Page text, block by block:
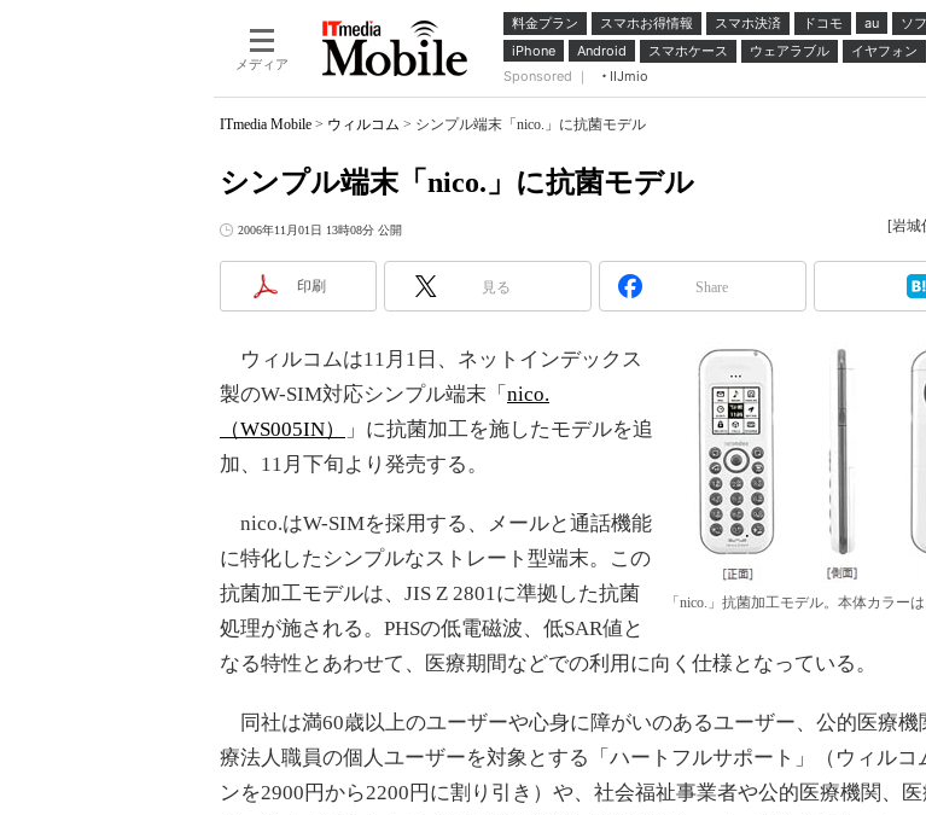
メディア
料金プラン スマホお得情報 スマホ決済 ドコモ au ソ
iPhone
Android スマホケース ウェアラブル イヤフォン
Sponsored ｜
IIJmio
ITmedia Mobile > ウィルコム > シンプル端末「nico.」に抗菌モデル
シンプル端末「nico.」に抗菌モデル
2006年11月01日 13時08分 公開 [岩城
印刷 見る Share
「nico.」抗菌加工モデル。本体カラー
ウィルコムは11月1日、ネットインデックス
製のW-SIM対応シンプル端末「 nico.
（WS005IN）
」に抗菌加工を施したモデルを追
加、11月下旬より発売する。
nico.はW-SIMを採用する、メールと通話機能
に特化したシンプルなストレート型端末。この
抗菌加工モデルは、JIS Z 2801に準拠した抗菌
処理が施される。PHSの低電磁波、低SAR値と
なる特性とあわせて、医療期間などでの利用に向く仕様となっている。
同社は満60歳以上のユーザーや心身に障がいのあるユーザー、公的医療機
療法人職員の個人ユーザーを対象とする「ハートフルサポート」（ウィルコ
ンを2900円から2200円に割り引き）や、社会福祉事業者や公的医療機関、